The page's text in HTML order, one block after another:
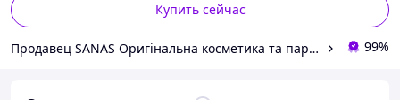
Купить сейчас
Продавец SANAS Оригінальна косметика та парфюмерія 99%